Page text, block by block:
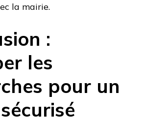
la mairie.
:
les
pour un